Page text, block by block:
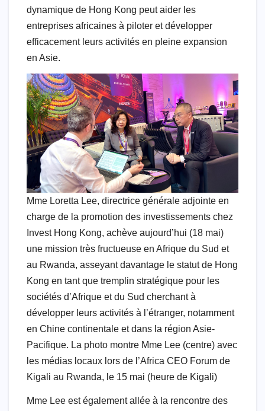
dynamique de Hong Kong peut aider les
entreprises africaines à piloter et développer
efficacement leurs activités en pleine expansion
en Asie.
Mme Loretta Lee, directrice générale adjointe en
charge de la promotion des investissements chez
Invest Hong Kong, achève aujourd’hui (18 mai)
une mission très fructueuse en Afrique du Sud et
au Rwanda, asseyant davantage le statut de Hong
Kong en tant que tremplin stratégique pour les
sociétés d’Afrique et du Sud cherchant à
développer leurs activités à l’étranger, notamment
en Chine continentale et dans la région Asie-
Pacifique. La photo montre Mme Lee (centre) avec
les médias locaux lors de l’Africa CEO Forum de
Kigali au Rwanda, le 15 mai (heure de Kigali)
Mme Lee est également allée à la rencontre des